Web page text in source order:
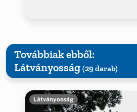
Továbbiak ebből:
Látványosság (29 darab)
Látványosság